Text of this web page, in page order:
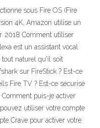
sous Fire OS (Fire
4K, Amazon utilise un
2018 Comment utiliser
est un assistant vocal
naturel qu'il soit
sur FireStick ? Est-ce
Fire TV ? Est-ce sécurisé
puis-je activer
utiliser votre compte
Crave pour activer votre